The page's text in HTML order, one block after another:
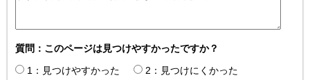
質問：このページは見つけやすかったですか？
1：見つけやすかった
2：見つけにくかった